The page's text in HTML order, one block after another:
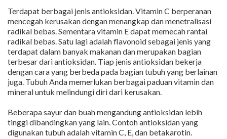
Terdapat berbagai jenis antioksidan. Vitamin C berperanan
mencegah kerusakan dengan menangkap dan menetralisasi
radikal bebas. Sementara vitamin E dapat memecah rantai
radikal bebas. Satu lagi adalah flavonoid sebagai jenis yang
terdapat dalam banyak makanan dan merupakan bagian
terbesar dari antioksidan. Tiap jenis antioksidan bekerja
dengan cara yang berbeda pada bagian tubuh yang berlainan
juga. Tubuh Anda memerlukan berbagai paduan vitamin dan
mineral untuk melindungi diri dari kerusakan.
Beberapa sayur dan buah mengandung antioksidan lebih
tinggi dibandingkan yang lain. Contoh antioksidan yang
digunakan tubuh adalah vitamin C, E, dan betakarotin.